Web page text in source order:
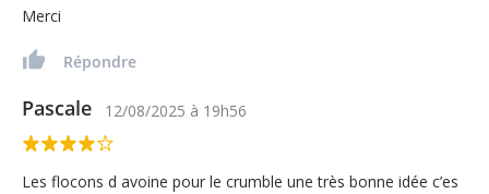
Merci
Répondre
Pascale 12/08/2025 à 19h56
Les flocons d avoine pour le crumble une très bonne idée c’es